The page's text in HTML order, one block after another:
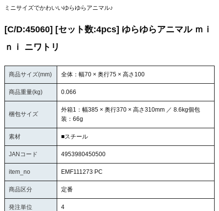
ミニサイズでかわいいゆらゆらアニマル♪
[C/D:45060] [セット数:4pcs] ゆらゆらアニマル ｍｉ
ｎｉ ニワトリ
商品サイズ(mm) 全体：幅70 × 奥行75 × 高さ100
商品重量(kg) 0.066
梱包サイズ
外箱1：幅385 × 奥行370 × 高さ310mm ／ 8.6kg個包
装：66g
素材 ■スチール
JANコード 4953980450500
item_no EMF111273 PC
商品区分 定番
発注単位 4